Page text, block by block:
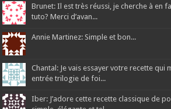
Brunet: Il est très réussi, je cherche à en
tuto? Merci d’avan...
Annie Martinez: Simple et bon...
Chantal: Je vais essayer votre recette qui
entrée trilogie de foi...
Iber: J’adore cette recette classique de